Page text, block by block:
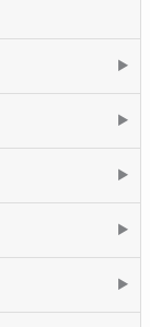
▶
▶
▶
▶
▶